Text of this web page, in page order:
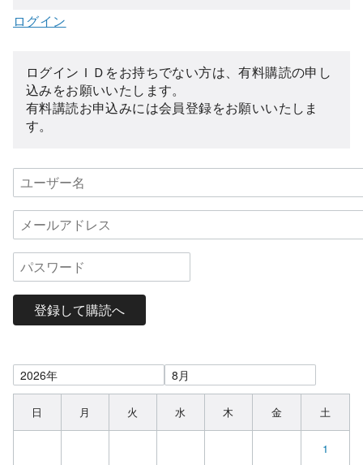
ログイン
ログインＩＤをお持ちでない方は、有料購読の申し
込みをお願いいたします。
有料講読お申込みには会員登録をお願いいたしま
す。
登録して購読へ
日 月 火 水 木 金 土
1